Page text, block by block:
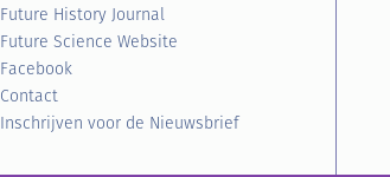
Future History Journal
Future Science Website
Facebook
Contact
Inschrijven voor de Nieuwsbrief